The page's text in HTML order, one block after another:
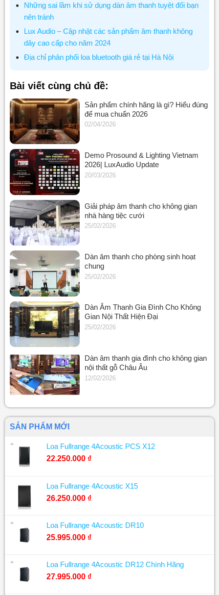
Những sai lầm khi sử dụng dàn âm thanh tuyệt đối bạn
nên tránh
Lux Audio – Cập nhật các sản phẩm âm thanh không
dây cao cấp cho năm 2024
Địa chỉ phân phối loa bluetooth giá rẻ tại Hà Nội
Bài viết cùng chủ đề:
Sản phẩm chính hãng là gì? Hiểu đúng
để mua chuẩn 2026
02/04/2026
Demo Prosound & Lighting Vietnam
2026| LuxAudio Update
20/03/2026
Giải pháp âm thanh cho không gian
nhà hàng tiệc cưới
25/02/2026
Dàn âm thanh cho phòng sinh hoạt
chung
25/02/2026
Dàn Âm Thanh Gia Đình Cho Không
Gian Nội Thất Hiện Đại
25/02/2026
Dàn âm thanh gia đình cho không gian
nội thất gỗ Châu Âu
12/02/2026
SẢN PHẨM MỚI
Loa Fullrange 4Acoustic PCS X12
22.250.000 ₫
Loa Fullrange 4Acoustic X15
26.250.000 ₫
Loa Fullrange 4Acoustic DR10
25.995.000 ₫
Loa Fullrange 4Acoustic DR12 Chính Hãng
27.995.000 ₫